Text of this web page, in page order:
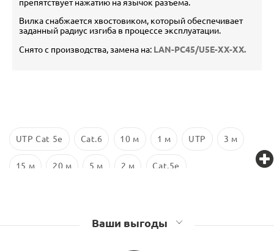
препятствует нажатию на язычок разъема.
Вилка снабжается хвостовиком, который обеспечивает
заданный радиус изгиба в процессе эксплуатации.
Снято с производства, замена на: LAN-PC45/U5E-XX-XX.
UTP Cat 5e Cat.6 10 м 1 м UTP 3 м
15 м 20 м 5 м 2 м Cat.5e
Ваши выгоды